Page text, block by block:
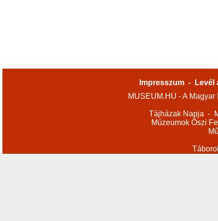
Impresszum -
Levél
MUSEUM.HU - A
Tájházak Napja -
Múzeumok Őszi